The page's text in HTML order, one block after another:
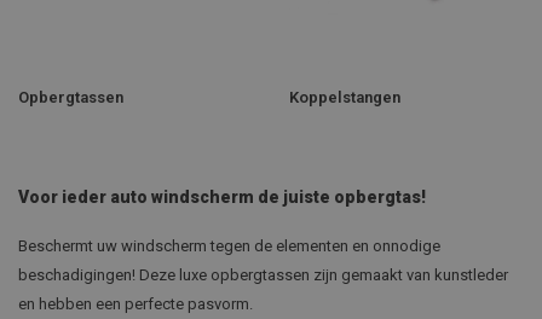
Opbergtassen Koppelstangen
Voor ieder auto windscherm de juiste opbergtas!
Beschermt uw windscherm tegen de elementen en onnodige
beschadigingen! Deze luxe opbergtassen zijn gemaakt van kunstleder
en hebben een perfecte pasvorm.